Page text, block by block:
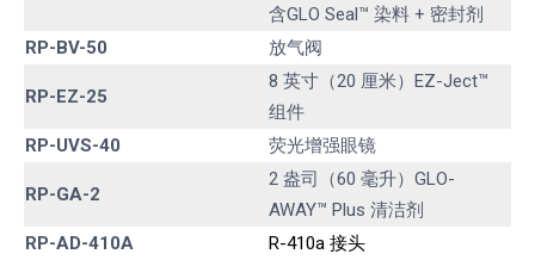
含GLO Seal™ 染料 + 密封剂
RP-BV-50
放气阀
RP-EZ-25
8 英寸（20 厘米）EZ-Ject™
组件
RP-UVS-40
荧光增强眼镜
RP-GA-2
2 盎司（60 毫升）GLO-
AWAY™ Plus 清洁剂
RP-AD-410A
R-410a 接头